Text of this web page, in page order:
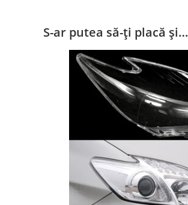
S-ar putea să-ți placă și…